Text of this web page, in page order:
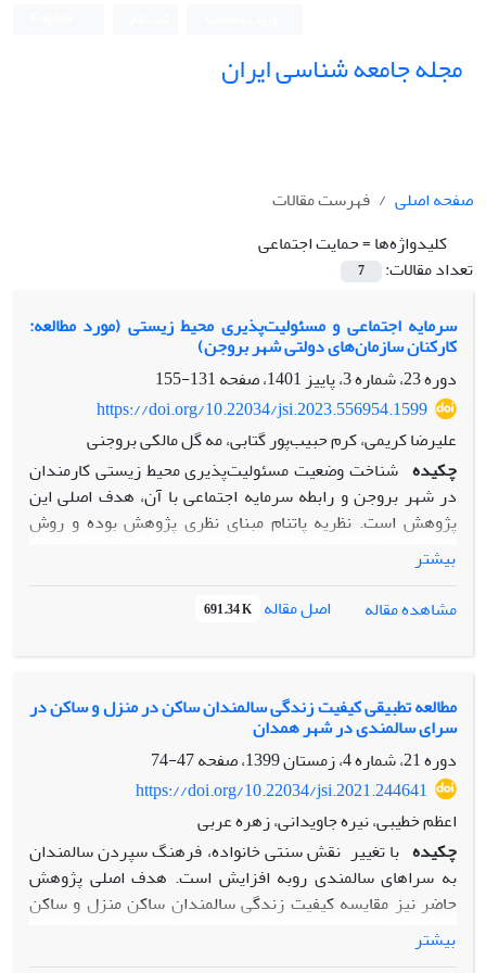
مجله جامعه شناسی ایران
صفحه اصلی
فهرست مقالات
کلیدواژه‌ها =حمایت اجتماعی
تعداد مقالات:
7
سرمایه اجتماعی و مسئولیت‌پذیری محیط زیستی (مورد مطالعه:
کارکنان سازمان‌های دولتی شهر بروجن)
دوره 23، شماره 3، پاییز 1401، صفحه
131-155
https://doi.org/10.22034/jsi.2023.556954.1599
علیرضا کریمی، کرم حبیب‌پور گتابی، مه گل مالکی بروجنی
چکیده شناخت وضعیت مسئولیت‌پذیری محیط زیستی کارمندان
در شهر بروجن و رابطه سرمایه اجتماعی با آن، هدف اصلی این
پژوهش است. نظریه پاتنام مبنای نظری پژوهش بوده و روش
تحقیق پیمایش با ابزار پرسشنامه محقق ساخته است. یافته­ های
پژوهش نشان می­دهد که بُعد نگرش محیط زیستی کارمندان با بُعد
درصد از کارمندان، وضعیت مسئولیت‌پذیری آنها در سطح متوسط
به بالایی است (با میانگین 3/18) در حالیکه در بخش رفتاری
به پایینی قرار دارد (با میانگین 5/12). سرمایه اجتماعی با
مسئولیت‌پذیری محیط زیستی رابطه مثبت و معناداری دارد. رابطه
شاخص­های سرمایه اجتماعی یعنی اعتماد، مشارکت، برهمکنش‌ها و
حمایت اجتماعی با مسئولیت ­پذیری محیط زیستی تأیید شد. جهت
تقویت مسئولیت ­پذیری محیط زیستی، شکل گیری برهمکنش‌های
اجتماعی در قالب انجمن­ ها، روابط دوستانه و روابط با همکاران با
محوریت حفظ محیط زیست ضرورت انکارناپذیری دارد.
بیشتر
مشاهده مقاله
اصل مقاله 691.34 K
مطالعه تطبیقی کیفیت زندگی سالمندان ساکن در منزل و ساکن در
سرای سالمندی در شهر همدان
دوره 21، شماره 4، زمستان 1399، صفحه
47-74
https://doi.org/10.22034/jsi.2021.244641
اعظم خطیبی، نیره جاویدانی، زهره عربی
چکیده با تغییر نقش سنتی خانواده، فرهنگ سپردن سالمندان
به سراهای سالمندی روبه افزایش است. هدف اصلی پژوهش
حاضر نیز مقایسه کیفیت زندگی سالمندان ساکن منزل و ساکن
سرای سالمندی است. روش پژوهش پیمایشی- مقایسه ای و
بیشتر